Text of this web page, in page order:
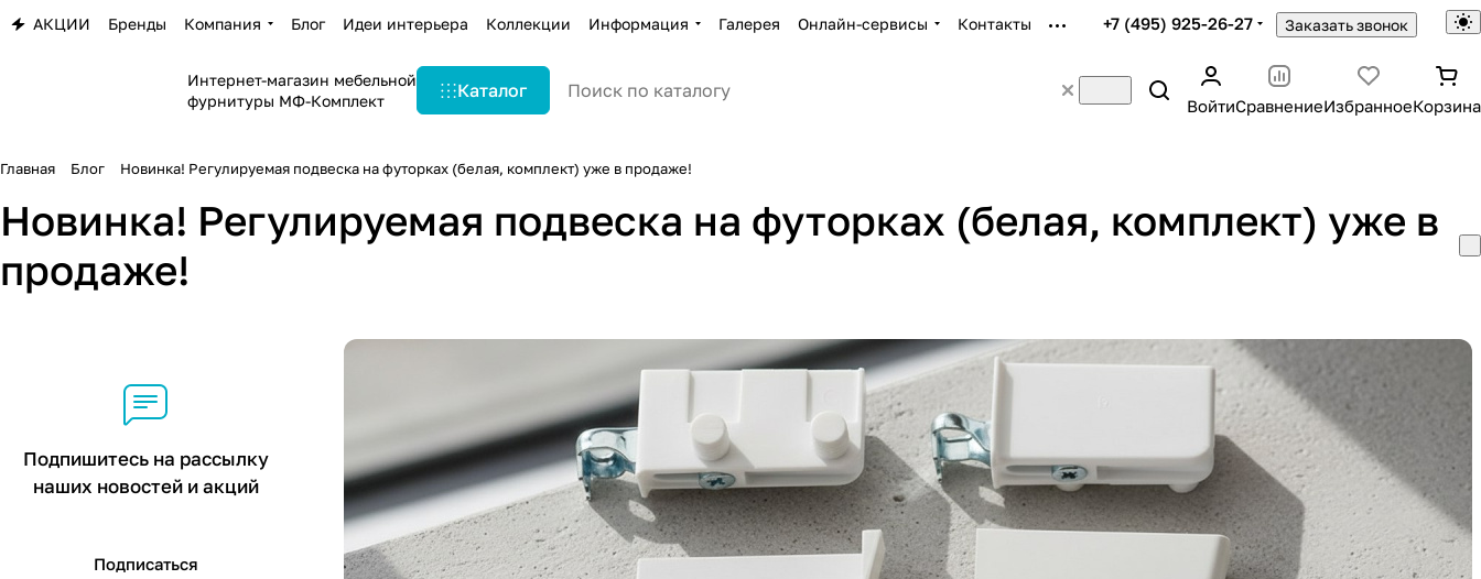
АКЦИИ Бренды Компания Блог Идеи интерьера Коллекции Информация Галерея Онлайн-сервисы Контакты +7 (495) 925-26-27 Заказать звонок
Интернет-магазин мебельной
фурнитуры МФ-Комплект
Каталог
ВойтиСравнениеИзбранноеКорзина
Главная Блог Новинка! Регулируемая подвеска на футорках (белая, комплект) уже в продаже!
Новинка! Регулируемая подвеска на футорках (белая, комплект) уже в
продаже!
Подпишитесь на рассылку
наших новостей и акций
Подписаться